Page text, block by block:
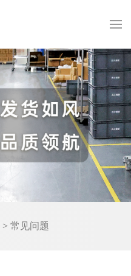
> 常见问题